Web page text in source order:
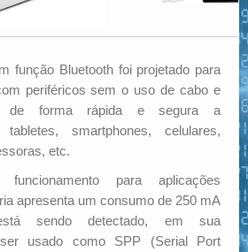
função Bluetooth foi projetado para
periféricos sem o uso de cabo e
de forma rápida e segura a
smartphones, celulares,
etc.
para aplicações
apresenta um consumo de 250 mA
sendo detectado, em sua
usado como SPP (Serial Port